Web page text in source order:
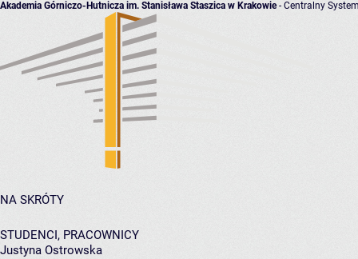
Akademia Górniczo-Hutnicza im. Stanisława Staszica w Krakowie- Centralny
NA SKRÓTY
STUDENCI, PRACOWNICY
Justyna Ostrowska